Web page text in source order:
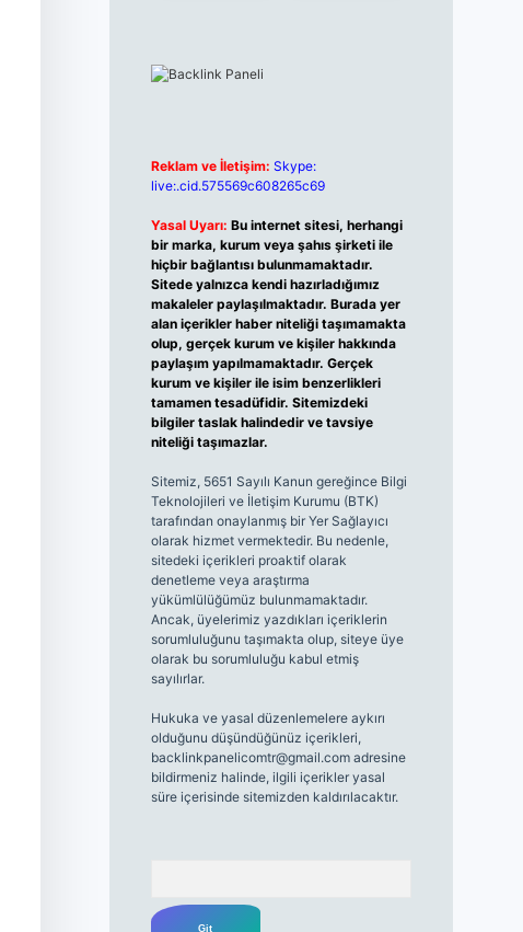
Reklam ve İletişim: Skype:
live:.cid.575569c608265c69
Yasal Uyarı: Bu internet sitesi, herhangi
bir marka, kurum veya şahıs şirketi ile
hiçbir bağlantısı bulunmamaktadır.
Sitede yalnızca kendi hazırladığımız
makaleler paylaşılmaktadır. Burada yer
alan içerikler haber niteliği taşımamakta
olup, gerçek kurum ve kişiler hakkında
paylaşım yapılmamaktadır. Gerçek
kurum ve kişiler ile isim benzerlikleri
tamamen tesadüfidir. Sitemizdeki
bilgiler taslak halindedir ve tavsiye
niteliği taşımazlar.
Sitemiz, 5651 Sayılı Kanun gereğince Bilgi
Teknolojileri ve İletişim Kurumu (BTK)
tarafından onaylanmış bir Yer Sağlayıcı
olarak hizmet vermektedir. Bu nedenle,
sitedeki içerikleri proaktif olarak
denetleme veya araştırma
yükümlülüğümüz bulunmamaktadır.
Ancak, üyelerimiz yazdıkları içeriklerin
sorumluluğunu taşımakta olup, siteye üye
olarak bu sorumluluğu kabul etmiş
sayılırlar.
Hukuka ve yasal düzenlemelere aykırı
olduğunu düşündüğünüz içerikleri,
backlinkpanelicomtr@gmail.comadresine
bildirmeniz halinde, ilgili içerikler yasal
süre içerisinde sitemizden kaldırılacaktır.